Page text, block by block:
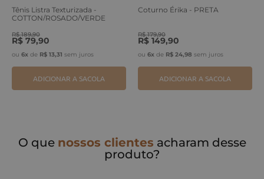
Tênis Listra Texturizada -
COTTON/ROSADO/VERDE
R$ 189,90
R$ 79,90
ou 6x de R$ 13,31 sem juros
ADICIONAR A SACOLA
Coturno Érika - PRETA
R$ 179,90
R$ 149,90
ou 6x de R$ 24,98 sem juros
ADICIONAR A SACOLA
O que nossos clientes acharam desse
produto?